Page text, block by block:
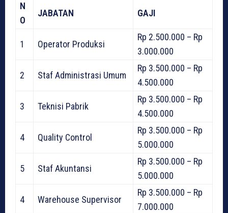
N
O
JABATAN GAJI
1 Operator Produksi
Rp 2.500.000 – Rp
3.000.000
2 Staf Administrasi Umum
Rp 3.500.000 – Rp
4.500.000
3 Teknisi Pabrik
Rp 3.500.000 – Rp
4.500.000
4 Quality Control
Rp 3.500.000 – Rp
5.000.000
5 Staf Akuntansi
Rp 3.500.000 – Rp
5.000.000
4 Warehouse Supervisor
Rp 3.500.000 – Rp
7.000.000